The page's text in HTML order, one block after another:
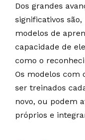
Dos grandes
significativos
modelos de
capacidade de
como o
Os modelos com
ser treinados
novo, ou podem
próprios e